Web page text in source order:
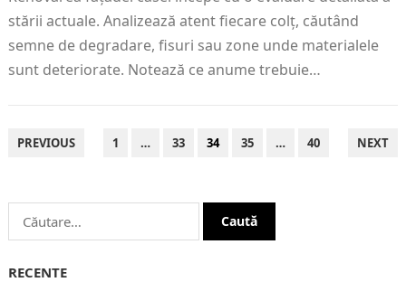
stării actuale. Analizează atent fiecare colț, căutând
semne de degradare, fisuri sau zone unde materialele
sunt deteriorate. Notează ce anume trebuie…
PAGINAȚIE
PREVIOUS 1 … 33 34 35 … 40 NEXT
Caută
după:
RECENTE